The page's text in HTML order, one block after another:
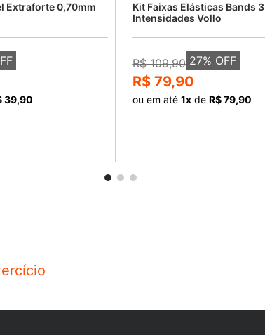
Extraforte 0,70mm
39,90
Kit Faixas Elásticas Bands 3
Intensidades Vollo
R$ 109,90 27% OFF
R$ 79,90
ou em até1x deR$ 79,90